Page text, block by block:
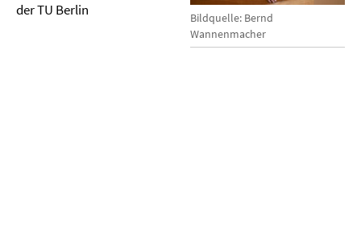
Bildquelle: Bernd
Wannenmacher
der TU Berlin